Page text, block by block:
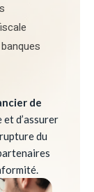
de
et d’assurer
du